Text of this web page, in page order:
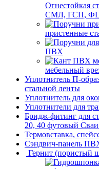
Огнестойкая
СМЛ, ГСП,
пристенные
ПВХ
мебельный
Уплотнитель П-
стальной ленты
Уплотнитель для
Уплотнители для
Бридж-фитинг для
20, 40 футовый
Термовставка,
Сэндвич-панель
Гернит (пористый